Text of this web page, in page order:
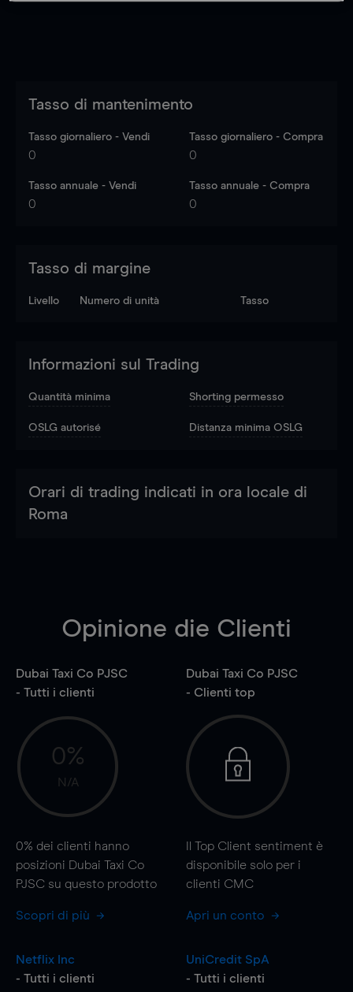
Tasso di mantenimento
Tasso giornaliero - Vendi
0
Tasso giornaliero - Compra
0
Tasso annuale - Vendi
0
Tasso annuale - Compra
0
Tasso di margine
Livello Numero di unità Tasso
Informazioni sul Trading
Quantità minima Shorting permesso
OSLG autorisé Distanza minima OSLG
Orari di trading indicati in ora locale di
Roma
Opinione die Clienti
Dubai Taxi Co PJSC
- Tutti i clienti
0%
N/A
0% dei clienti hanno
posizioni Dubai Taxi Co
PJSC su questo prodotto
Scopri di più
Dubai Taxi Co PJSC
- Clienti top
Il Top Client sentiment è
disponibile solo per i
clienti CMC
Apri un conto
Netflix Inc
- Tutti i clienti
UniCredit SpA
- Tutti i clienti